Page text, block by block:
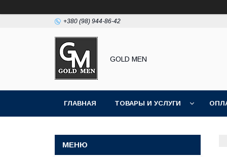
+380 (98) 944-86-42
GOLD MEN
ГЛАВНАЯ ТОВАРЫ И УСЛУГИ